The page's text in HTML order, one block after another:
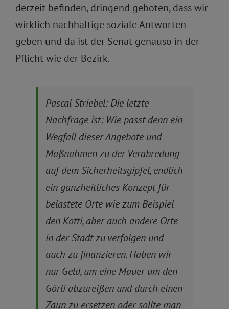
derzeit befinden, dringend geboten, dass wir
wirklich nachhaltige soziale Antworten
geben und da ist der Senat genauso in der
Pflicht wie der Bezirk.
Pascal Striebel: Die letzte
Nachfrage ist: Wie passt denn ein
Wegfall dieser Angebote und
Maßnahmen zu der Verabredung
auf dem Sicherheitsgipfel, endlich
ein ganzheitliches Konzept für
belastete Orte wie zum Beispiel
den Kotti, aber auch andere Orte
in der Stadt zu verfolgen und
auch zu finanzieren. Haben wir
nur Geld, um eine Mauer um den
Görli abzureißen und durch einen
Zaun zu ersetzen oder sollte man